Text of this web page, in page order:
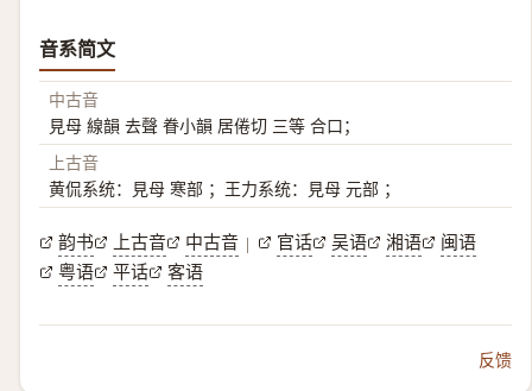
音系简文
中古音
見母 線韻 去聲 眷小韻 居倦切 三等 合口；
上古音
黄侃系统：見母 寒部 ；王力系统：見母 元部 ；
韵书 上古音 中古音 | 官话 吴语 湘语
闽语
粤语
平话 客语
反馈